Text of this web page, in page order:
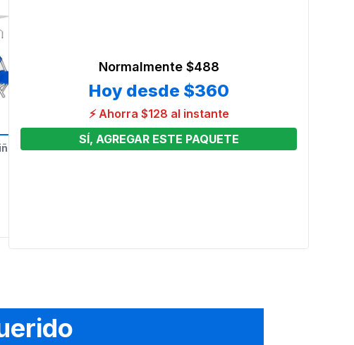
de 4
Normalmente $488
Hoy desde $360
⚡ Ahorra $128 al instante
SÍ, AGREGAR ESTE PAQUETE